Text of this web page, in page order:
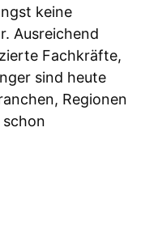
keine
Ausreichend
Fachkräfte,
sind heute
Regionen